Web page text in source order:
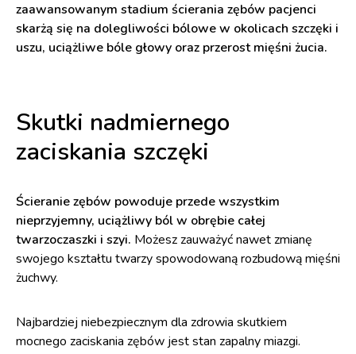
zaawansowanym stadium ścierania zębów pacjenci
skarżą się na dolegliwości bólowe w okolicach szczęki i
uszu, uciążliwe bóle głowy oraz przerost mięśni żucia.
Skutki nadmiernego
zaciskania szczęki
Ścieranie zębów powoduje przede wszystkim
nieprzyjemny, uciążliwy ból w obrębie całej
twarzoczaszki i szyi. Możesz zauważyć nawet zmianę
swojego kształtu twarzy spowodowaną rozbudową mięśni
żuchwy.
Najbardziej niebezpiecznym dla zdrowia skutkiem
mocnego zaciskania zębów jest stan zapalny miazgi.